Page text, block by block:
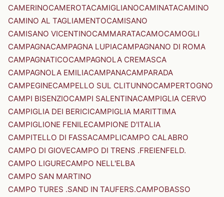
CAMERINOCAMEROTACAMIGLIANOCAMINATACAMINO
CAMINO AL TAGLIAMENTOCAMISANO
CAMISANO VICENTINOCAMMARATACAMOCAMOGLI
CAMPAGNACAMPAGNA LUPIACAMPAGNANO DI ROMA
CAMPAGNATICOCAMPAGNOLA CREMASCA
CAMPAGNOLA EMILIACAMPANACAMPARADA
CAMPEGINECAMPELLO SUL CLITUNNOCAMPERTOGNO
CAMPI BISENZIOCAMPI SALENTINACAMPIGLIA CERVO
CAMPIGLIA DEI BERICICAMPIGLIA MARITTIMA
CAMPIGLIONE FENILECAMPIONE D'ITALIA
CAMPITELLO DI FASSACAMPLICAMPO CALABRO
CAMPO DI GIOVECAMPO DI TRENS .FREIENFELD.
CAMPO LIGURECAMPO NELL'ELBA
CAMPO SAN MARTINO
CAMPO TURES .SAND IN TAUFERS.CAMPOBASSO